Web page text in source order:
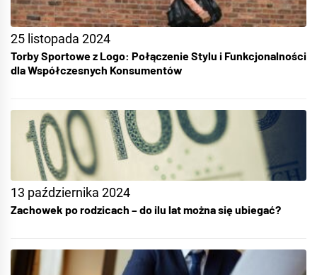
25 listopada 2024
Torby Sportowe z Logo: Połączenie Stylu i Funkcjonalności
dla Współczesnych Konsumentów
13 października 2024
Zachowek po rodzicach – do ilu lat można się ubiegać?